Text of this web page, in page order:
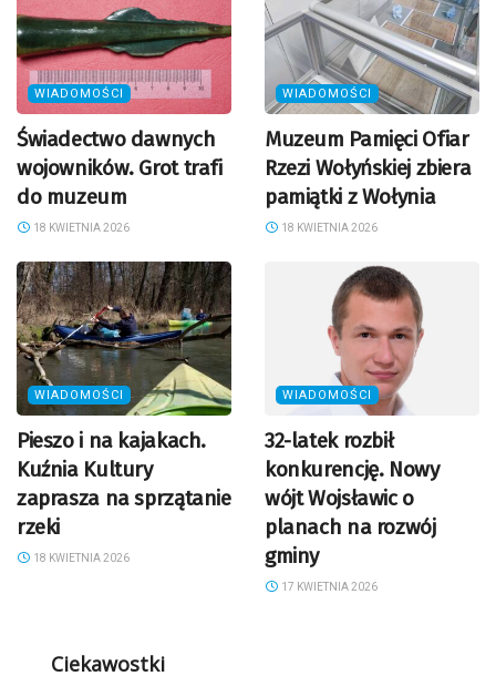
WIADOMOŚCI
Świadectwo dawnych
wojowników. Grot trafi
do muzeum
18 KWIETNIA 2026
WIADOMOŚCI
Muzeum Pamięci Ofiar
Rzezi Wołyńskiej zbiera
pamiątki z Wołynia
18 KWIETNIA 2026
WIADOMOŚCI
Pieszo i na kajakach.
Kuźnia Kultury
zaprasza na sprzątanie
rzeki
18 KWIETNIA 2026
WIADOMOŚCI
32-latek rozbił
konkurencję. Nowy
wójt Wojsławic o
planach na rozwój
gminy
17 KWIETNIA 2026
Ciekawostki